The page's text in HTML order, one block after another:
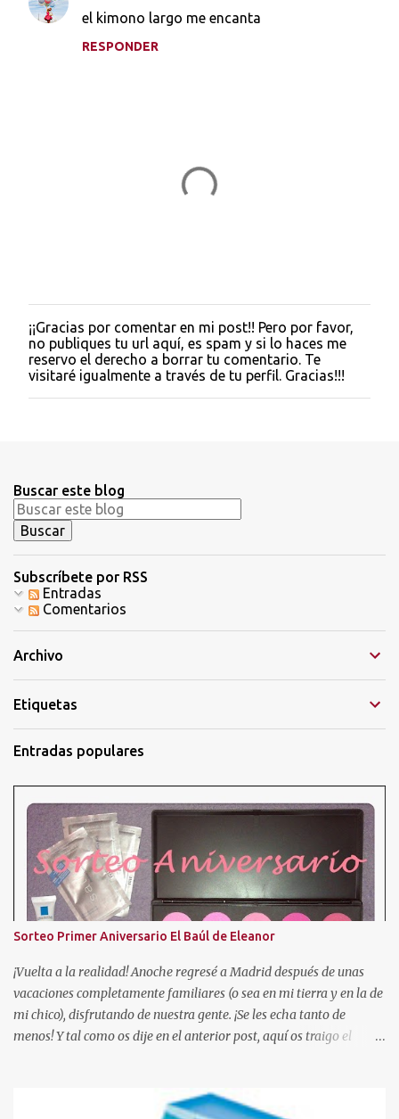
el kimono largo me encanta
RESPONDER
P
u
b
l
i
c
o
m
e
n
t
a
r
i
o
¡¡Gracias por comentar en mi post!! Pero por favor,
no publiques tu url aquí, es spam y si lo haces me
reservo el derecho a borrar tu comentario. Te
visitaré igualmente a través de tu perfil. Gracias!!!
Buscar este blog
Subscríbete por RSS
Entradas
Comentarios
Archivo
Etiquetas
Entradas populares
Sorteo Primer Aniversario El Baúl de Eleanor
¡Vuelta a la realidad! Anoche regresé a Madrid después de unas
vacaciones completamente familiares (o sea en mi tierra y en la de
mi chico), disfrutando de nuestra gente. ¡Se les echa tanto de
menos! Y tal como os dije en el anterior post, aquí os traigo el
coloretes de Beauties Factory, junto con las muestras que podeis